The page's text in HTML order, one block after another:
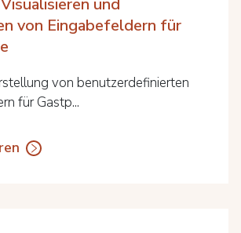
und
von Eingabefeldern für
von benutzerdefinierten
für Gastp...